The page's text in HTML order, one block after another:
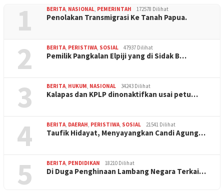
1 BERITA NASIONAL PEMERINTAH 172578 Dilihat
Penolakan Transmigrasi Ke Tanah Papua.
2 BERITA PERISTIWA SOSIAL 47937 Dilihat
Pemilik Pangkalan Elpiji yang di Sidak B…
3 BERITA HUKUM NASIONAL 34243 Dilihat
Kalapas dan KPLP dinonaktifkan usai petu…
4 BERITA DAERAH PERISTIWA SOSIAL 21541 Dilihat
Taufik Hidayat, Menyayangkan Candi Agung…
5 BERITA PENDIDIKAN 18210 Dilihat
Di Duga Penghinaan Lambang Negara Terkai…